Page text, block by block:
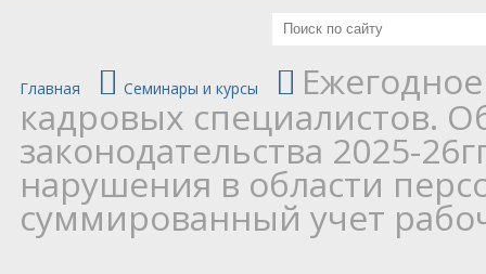
Главная Семинары и курсы
кадровых специалистов.
законодательства 2025-
нарушения в области
суммированный учет